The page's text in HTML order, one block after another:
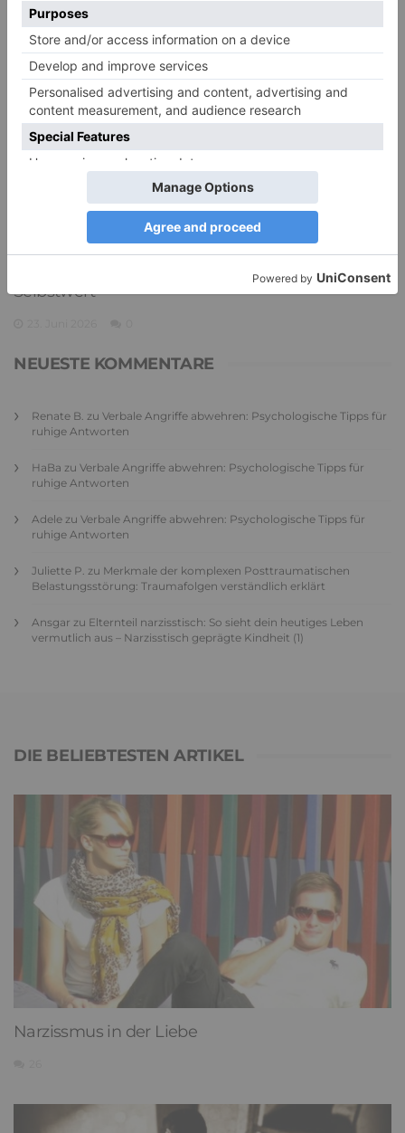
Innere Stärke: 8 Hinweise auf einen gesunden
Selbstwert
NEUESTE KOMMENTARE
Renate B. zu Verbale Angriffe abwehren: Psychologische Tipps für
ruhige Antworten
HaBa zu Verbale Angriffe abwehren: Psychologische Tipps für
ruhige Antworten
Adele zu Verbale Angriffe abwehren: Psychologische Tipps für
ruhige Antworten
Juliette P. zu Merkmale der komplexen Posttraumatischen
Belastungsstörung: Traumafolgen verständlich erklärt
Ansgar zu Elternteil narzisstisch: So sieht dein heutiges Leben
vermutlich aus – Narzisstisch geprägte Kindheit (1)
DIE BELIEBTESTEN ARTIKEL
Narzissmus in der Liebe